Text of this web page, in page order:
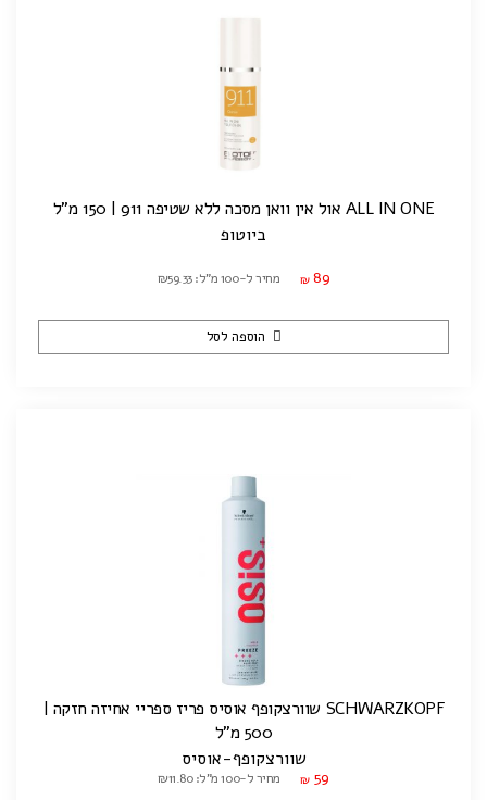
ALL IN ONE אול אין וואן מסכה ללא שטיפה 911 | 150 מ"ל
ביוטופ
₪ 89 מחיר ל-100 מ"ל: ₪59.33
הוספה לסל
SCHWARZKOPF שוורצקופף אוסיס פריז ספריי אחיזה חזקה |
500 מ"ל
שוורצקופף-אוסיס
₪ 59 מחיר ל-100 מ"ל: ₪11.80